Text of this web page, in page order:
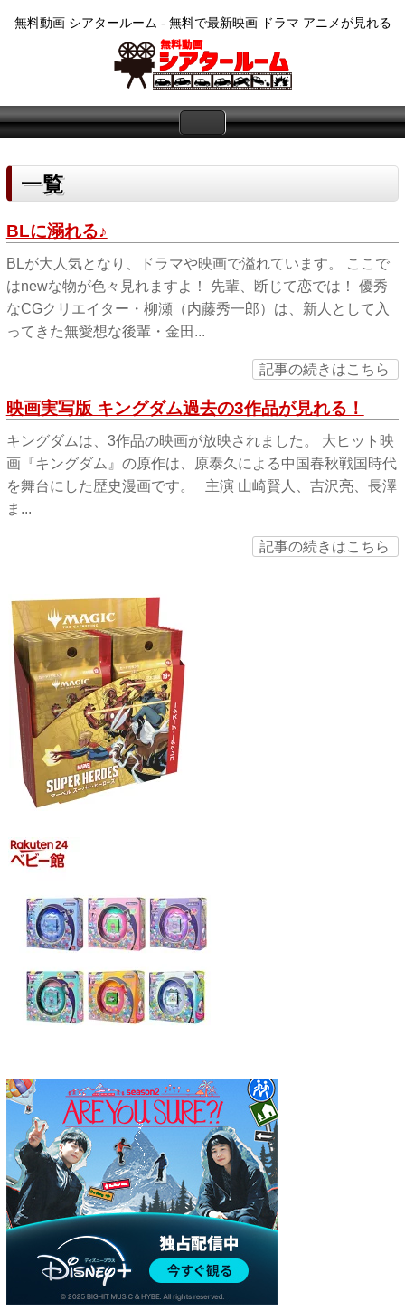
無料動画 シアタールーム - 無料で最新映画 ドラマ アニメが見れる
一覧
BLに溺れる♪
BLが大人気となり、ドラマや映画で溢れています。 ここで
はnewな物が色々見れますよ！ 先輩、断じて恋では！ 優秀
なCGクリエイター・柳瀬（内藤秀一郎）は、新人として入
ってきた無愛想な後輩・金田...
記事の続きはこちら
映画実写版 キングダム過去の3作品が見れる！
キングダムは、3作品の映画が放映されました。 大ヒット映
画『キングダム』の原作は、原泰久による中国春秋戦国時代
を舞台にした歴史漫画です。 主演 山崎賢人、吉沢亮、長澤
ま...
記事の続きはこちら